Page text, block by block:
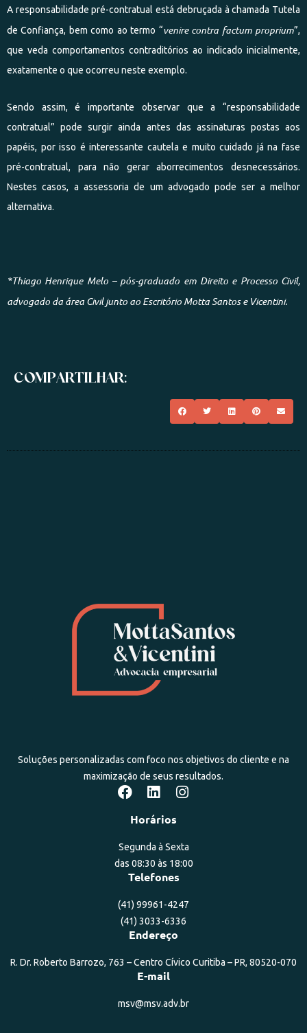
A responsabilidade pré-contratual está debruçada à chamada Tutela
de Confiança, bem como ao termo “venire contra factum proprium”,
que veda comportamentos contraditórios ao indicado inicialmente,
exatamente o que ocorreu neste exemplo.
Sendo assim, é importante observar que a “responsabilidade
contratual” pode surgir ainda antes das assinaturas postas aos
papéis, por isso é interessante cautela e muito cuidado já na fase
pré-contratual, para não gerar aborrecimentos desnecessários.
Nestes casos, a assessoria de um advogado pode ser a melhor
alternativa.
*Thiago Henrique Melo –pós-graduado em Direito e Processo Civil,
advogado da área Civil junto ao Escritório Motta Santos e Vicentini.
COMPARTILHAR:
Soluções personalizadas com foco nos objetivos do cliente e na
maximização de seus resultados.
Horários
Segunda à Sexta
das 08:30 às 18:00
Telefones
(41) 99961-4247
(41) 3033-6336
Endereço
R. Dr. Roberto Barrozo, 763 – Centro Cívico Curitiba – PR, 80520-070
E-mail
msv@msv.adv.br